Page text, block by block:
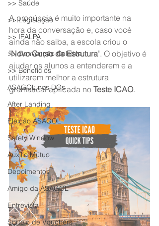
>> Saúde
>> Legislação
>> IFALPA
>> Convenção Coletiva
>> Benefícios
ASAGOL nos DOs
After Landing
Eleição ASAGOL
Safety Window
Auxílio Mútuo
Depoimentos
Amigo da ASAGOL
Entrevista
Sorteio de Vouchers
A pronúncia é muito importante na
hora da conversação e, caso você
ainda não saiba, a escola criou o
'Novo Curso de Estrutura'. O objetivo é
ajudar os alunos a entenderem e a
utilizarem melhor a estrutura
gramatical aplicada no Teste ICAO.